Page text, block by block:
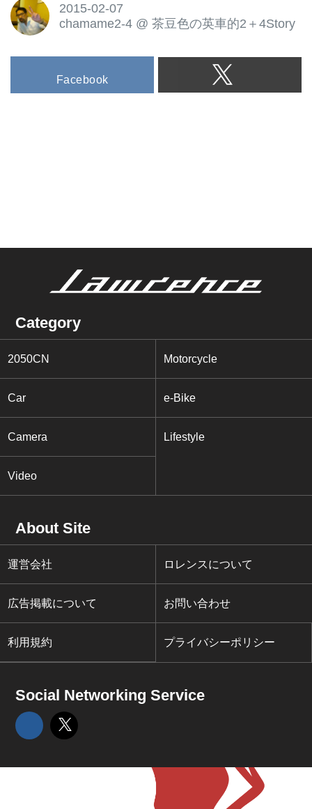
2015-02-07
chamame2-4 @ 茶豆色の英車的2＋4Story
Facebook
Category
2050CN Motorcycle
Car e-Bike
Camera Lifestyle
Video
About Site
運営会社 ロレンスについて
広告掲載について お問い合わせ
利用規約 プライバシーポリシー
Social Networking Service